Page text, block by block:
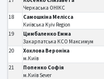
Черкаська ОНІКС
18
Самошкіна Мелісса
Київська Kyiv Region
19
Цимбаленко Емма
Закарпатська КСО Максимум
20
Хохлова Вероніка
м.Київ
21
Попенко Софія
м.Київ Sever